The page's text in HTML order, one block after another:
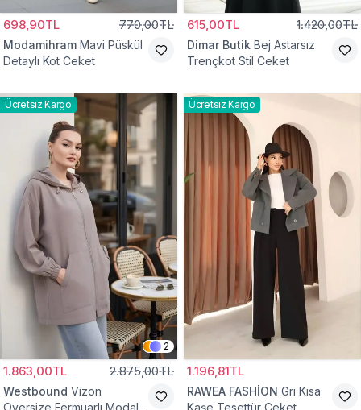
698,90TL 770,00TL
Modamihram Mavi Püskül
Detaylı Kot Ceket
615,00TL 1.420,00TL
Dimar Butik Bej Astarsız
Trençkot Stil Ceket
Ücretsiz Kargo
2
1.863,00TL 2.875,00TL
Westbound Vizon
Oversize Fermuarlı Modal
Ücretsiz Kargo
1.196,81TL
RAWEA FASHİON Gri Kısa
Kaşe Tesettür Ceket